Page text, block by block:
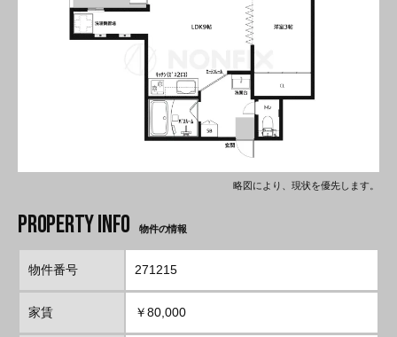
略図により、現状を優先します。
物件の情報
物件番号 271215
家賃 ￥80,000